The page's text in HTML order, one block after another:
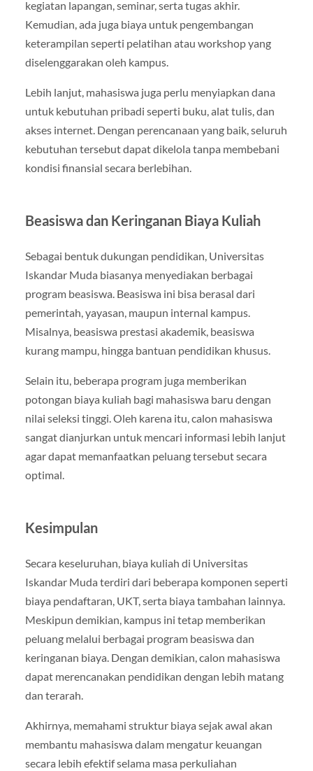
kegiatan lapangan, seminar, serta tugas akhir.
Kemudian, ada juga biaya untuk pengembangan
keterampilan seperti pelatihan atau workshop yang
diselenggarakan oleh kampus.
Lebih lanjut, mahasiswa juga perlu menyiapkan dana
untuk kebutuhan pribadi seperti buku, alat tulis, dan
akses internet. Dengan perencanaan yang baik, seluruh
kebutuhan tersebut dapat dikelola tanpa membebani
kondisi finansial secara berlebihan.
Beasiswa dan Keringanan Biaya Kuliah
Sebagai bentuk dukungan pendidikan, Universitas
Iskandar Muda biasanya menyediakan berbagai
program beasiswa. Beasiswa ini bisa berasal dari
pemerintah, yayasan, maupun internal kampus.
Misalnya, beasiswa prestasi akademik, beasiswa
kurang mampu, hingga bantuan pendidikan khusus.
Selain itu, beberapa program juga memberikan
potongan biaya kuliah bagi mahasiswa baru dengan
nilai seleksi tinggi. Oleh karena itu, calon mahasiswa
sangat dianjurkan untuk mencari informasi lebih lanjut
agar dapat memanfaatkan peluang tersebut secara
optimal.
Kesimpulan
Secara keseluruhan, biaya kuliah di Universitas
Iskandar Muda terdiri dari beberapa komponen seperti
biaya pendaftaran, UKT, serta biaya tambahan lainnya.
Meskipun demikian, kampus ini tetap memberikan
peluang melalui berbagai program beasiswa dan
keringanan biaya. Dengan demikian, calon mahasiswa
dapat merencanakan pendidikan dengan lebih matang
dan terarah.
Akhirnya, memahami struktur biaya sejak awal akan
membantu mahasiswa dalam mengatur keuangan
secara lebih efektif selama masa perkuliahan